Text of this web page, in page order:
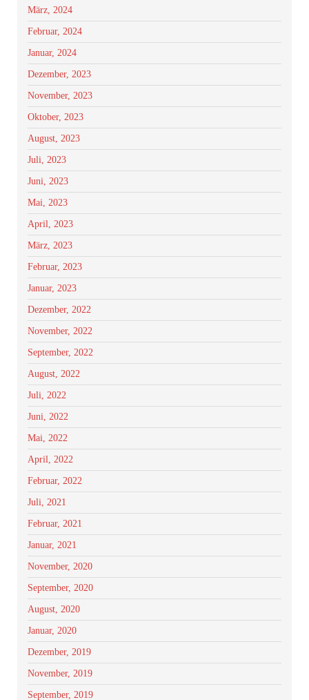
März, 2024
Februar, 2024
Januar, 2024
Dezember, 2023
November, 2023
Oktober, 2023
August, 2023
Juli, 2023
Juni, 2023
Mai, 2023
April, 2023
März, 2023
Februar, 2023
Januar, 2023
Dezember, 2022
November, 2022
September, 2022
August, 2022
Juli, 2022
Juni, 2022
Mai, 2022
April, 2022
Februar, 2022
Juli, 2021
Februar, 2021
Januar, 2021
November, 2020
September, 2020
August, 2020
Januar, 2020
Dezember, 2019
November, 2019
September, 2019